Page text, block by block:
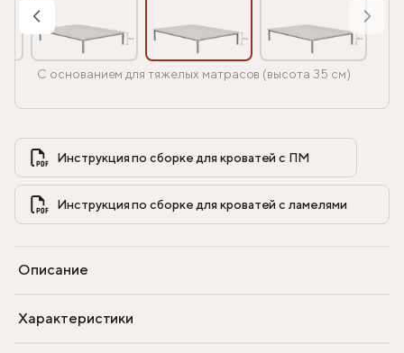
С основанием для тяжелых матрасов (высота 35 см)
Инструкция по сборке для кроватей с ПМ
Описание
Характеристики